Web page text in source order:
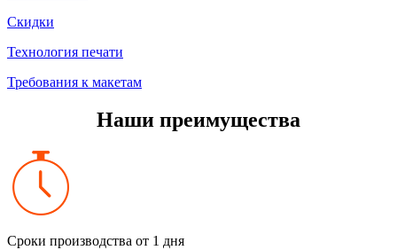
Скидки
Технология печати
Требования к макетам
Наши преимущества
Сроки производства от 1 дня